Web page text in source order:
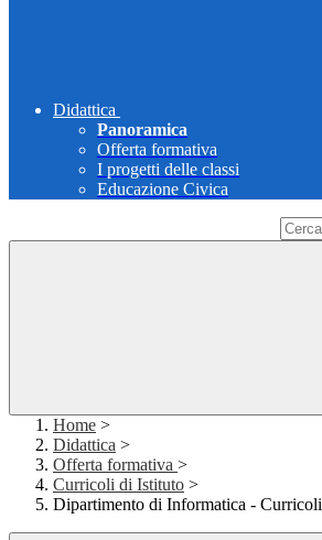
Didattica
Panoramica
Offerta formativa
I progetti delle classi
Educazione Civica
Home >
Didattica >
Offerta formativa >
Curricoli di Istituto >
Dipartimento di Informatica - Curricoli